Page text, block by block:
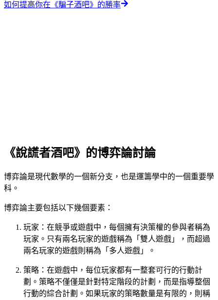
如何提高你在《騙子酒吧》的勝率
《說謊者酒吧》的博弈論討論
博弈論是現代數學的一個新分支，也是運籌學中的一個重要學
科。
博弈論主要包括以下幾個要素：
玩家：在競爭或遊戲中，每個擁有決策權的參與者稱為
玩家。只有兩名玩家的遊戲稱為「雙人遊戲」，而超過
兩名玩家的遊戲則稱為「多人遊戲」。
策略：在遊戲中，每位玩家都有一整套可行的行動計
劃。策略不僅僅是針對特定階段的計劃，而是指導整個
行動的綜合計劃。如果玩家的策略數量是有限的，則稱